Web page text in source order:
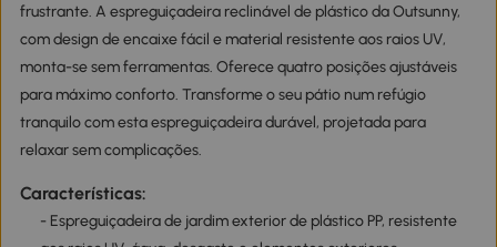
frustrante. A espreguiçadeira reclinável de plástico da Outsunny,
com design de encaixe fácil e material resistente aos raios UV,
monta-se sem ferramentas. Oferece quatro posições ajustáveis
para máximo conforto. Transforme o seu pátio num refúgio
tranquilo com esta espreguiçadeira durável, projetada para
relaxar sem complicações.
Características:
- Espreguiçadeira de jardim exterior de plástico PP, resistente